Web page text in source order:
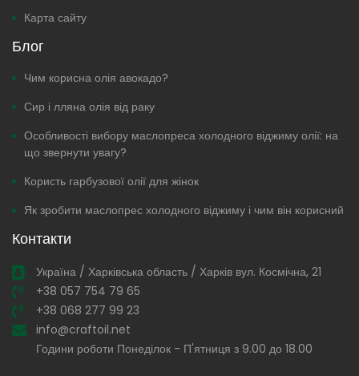
Карта сайту
Блог
Чим корисна олія авокадо?
Сир і лляна олія від раку
Особливості вибору маслопреса холодного віджиму олії: на
що звернути увагу?
Користь гарбузової олії для жінок
Як зробити маслопрес холодного віджиму і чим він корисний
Контакти
Україна / Харківська область / Харків вул. Космічна, 21
+38 057 754 79 65
+38 068 277 99 23
info@craftoil.net
Години роботи Понеділок - П'ятниця з 9.00 до 18.00